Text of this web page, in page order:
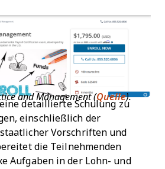
and Management (Quelle).
detaillierte Schulung zu
einschließlich der
Vorschriften und
die Teilnehmenden
Aufgaben in der Lohn- und